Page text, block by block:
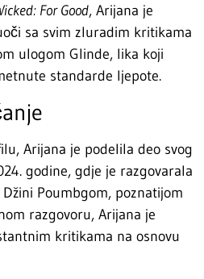
For Good, Arijana je
sa svim zluradim kritikama
ulogom Glinde, lika koji
standarde ljepote.
Arijana je podelila deo svog
godine, gdje je razgovarala
Poumbgom, poznatijom
razgovoru, Arijana je
kritikama na osnovu